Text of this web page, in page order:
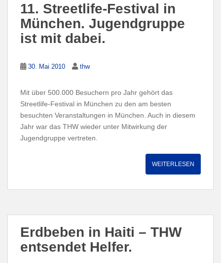
11. Streetlife-Festival in
München. Jugendgruppe
ist mit dabei.
30. Mai 2010 thw
Mit über 500.000 Besuchern pro Jahr gehört das
Streetlife-Festival in München zu den am besten
besuchten Veranstaltungen in München. Auch in diesem
Jahr war das THW wieder unter Mitwirkung der
Jugendgruppe vertreten.
WEITERLESEN
Erdbeben in Haiti – THW
entsendet Helfer.